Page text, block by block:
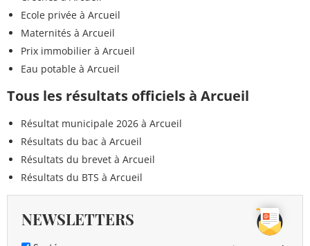
Ecole privée à Arcueil
Maternités à Arcueil
Prix immobilier à Arcueil
Eau potable à Arcueil
Tous les résultats officiels à Arcueil
Résultat municipale 2026 à Arcueil
Résultats du bac à Arcueil
Résultats du brevet à Arcueil
Résultats du BTS à Arcueil
NEWSLETTERS